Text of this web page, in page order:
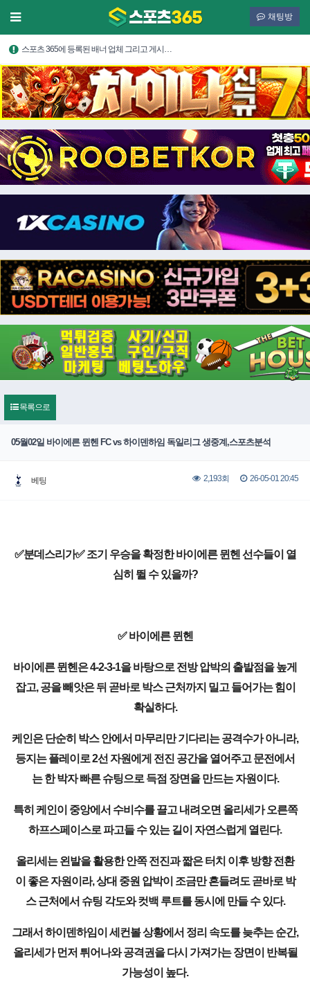
채팅방
스포츠 365에 등록된 배너 업체 그리고 게시…
목록으로
05월02일 바이에른 뮌헨 FC vs 하이덴하임 독일리그 생중계,스포츠분석
베팅 2,193회 26-05-01 20:45
✅분데스리가✅ 조기 우승을 확정한 바이에른 뮌헨 선수들이 열
심히 뛸 수 있을까?
✅ 바이에른 뮌헨
바이에른 뮌헨은 4-2-3-1을 바탕으로 전방 압박의 출발점을 높게
잡고, 공을 빼앗은 뒤 곧바로 박스 근처까지 밀고 들어가는 힘이
확실하다.
케인은 단순히 박스 안에서 마무리만 기다리는 공격수가 아니라,
등지는 플레이로 2선 자원에게 전진 공간을 열어주고 문전에서
는 한 박자 빠른 슈팅으로 득점 장면을 만드는 자원이다.
특히 케인이 중앙에서 수비수를 끌고 내려오면 올리세가 오른쪽
하프스페이스로 파고들 수 있는 길이 자연스럽게 열린다.
올리세는 왼발을 활용한 안쪽 전진과 짧은 터치 이후 방향 전환
이 좋은 자원이라, 상대 중원 압박이 조금만 흔들려도 곧바로 박
스 근처에서 슈팅 각도와 컷백 루트를 동시에 만들 수 있다.
그래서 하이덴하임이 세컨볼 상황에서 정리 속도를 늦추는 순간,
올리세가 먼저 튀어나와 공격권을 다시 가져가는 장면이 반복될
가능성이 높다.